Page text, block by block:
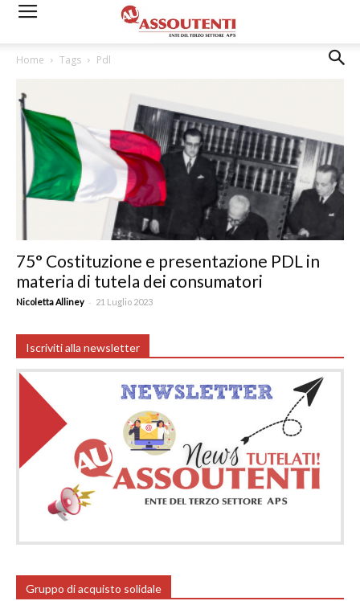
Home Tags Pdl
75° Costituzione e presentazione PDL in
materia di tutela dei consumatori
Nicoletta Alliney - 21 Luglio 2023
Iscriviti alla newsletter
Gruppo di acquisto solidale